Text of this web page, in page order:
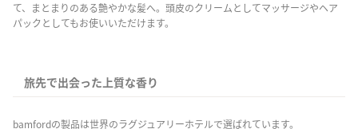
て、まとまりのある艶やかな髪へ。頭皮のクリームとしてマッサージやヘア
パックとしてもお使いいただけます。
旅先で出会った上質な香り
bamfordの製品は世界のラグジュアリーホテルで選ばれています。